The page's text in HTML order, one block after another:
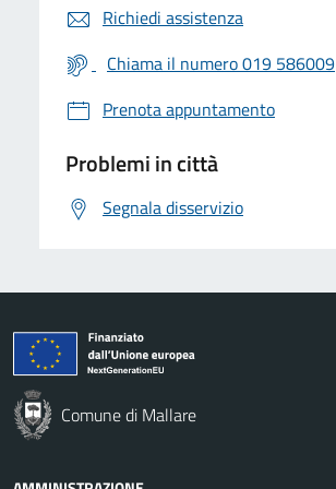
Richiedi assistenza
Chiama il numero 019 586009
Prenota appuntamento
Problemi in città
Segnala disservizio
Comune di Mallare